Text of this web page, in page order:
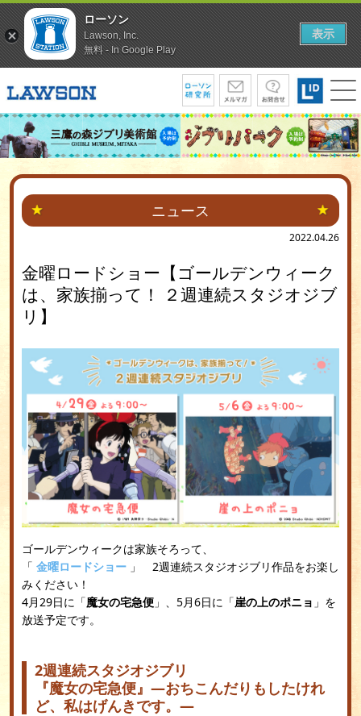
ニュース
2022.04.26
金曜ロードショー【ゴールデンウィーク
は、家族揃って！ ２週連続スタジオジブ
リ】
ゴールデンウィークは家族そろって、
「 金曜ロードショー 」 2週連続スタジオジブリ作品をお楽し
みください！
4月29日に「魔女の宅急便 」、5月6日に「崖の上のポニョ 」を
放送予定です。
2週連続スタジオジブリ
『魔女の宅急便』―おちこんだりもしたけれ
ど、私はげんきです。―
ローソン
Lawson, Inc.
無料 - In Google Play
表示